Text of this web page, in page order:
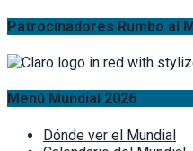
Patrocinadores Rumbo al
Menú Mundial 2026
Dónde ver el Mundial